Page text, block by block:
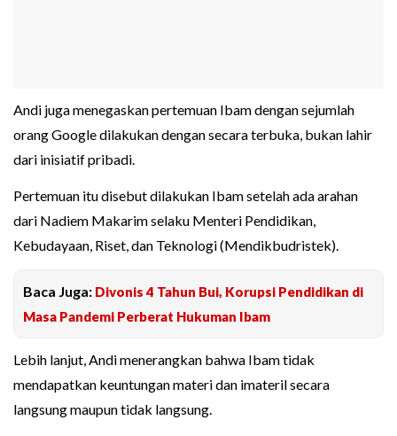
Andi juga menegaskan pertemuan Ibam dengan sejumlah
orang Google dilakukan dengan secara terbuka, bukan lahir
dari inisiatif pribadi.
Pertemuan itu disebut dilakukan Ibam setelah ada arahan
dari Nadiem Makarim selaku Menteri Pendidikan,
Kebudayaan, Riset, dan Teknologi (Mendikbudristek).
Baca Juga: Divonis 4 Tahun Bui, Korupsi Pendidikan di
Masa Pandemi Perberat Hukuman Ibam
Lebih lanjut, Andi menerangkan bahwa Ibam tidak
mendapatkan keuntungan materi dan imateril secara
langsung maupun tidak langsung.